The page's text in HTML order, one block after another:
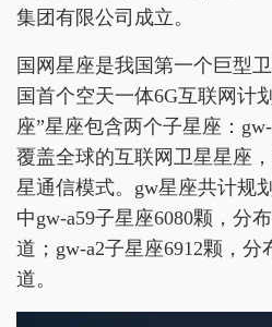
集团有限公司成立。
国网星座是我国第一个巨型
国首个空天一体6G互联网计
座”星座包含两个子星座：
覆盖全球的互联网卫星星座
星通信模式。gw星座共计规
中gw-a59子星座6080颗，分
道；gw-a2子星座6912颗，分
道。